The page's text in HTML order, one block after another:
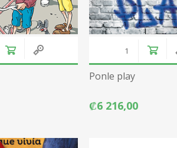
Ponle play
₡6 216,00